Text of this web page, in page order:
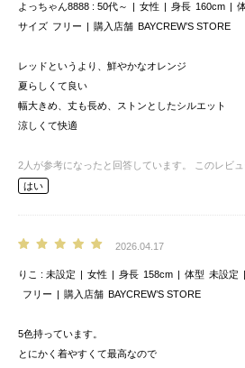
よっちゃん8888 50代～ 女性 身長 160cm
サイズ フリー 購入店舗 BAYCREW’S STORE
レッドというより、鮮やかなオレンジ
夏らしくて良い
幅大きめ、丈も長め、ストンとしたシルエット
涼しくて快適
2 人が参考になったと回答しています。
このレビ
はい
2026.04.17
りこ 未設定 女性 身長 158cm 体型 未設定
フリー
購入店舗 BAYCREW’S STORE
5色持っています。
とにかく着やすくて最高なので